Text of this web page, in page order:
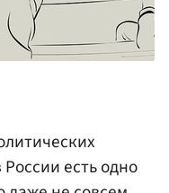
есть одно